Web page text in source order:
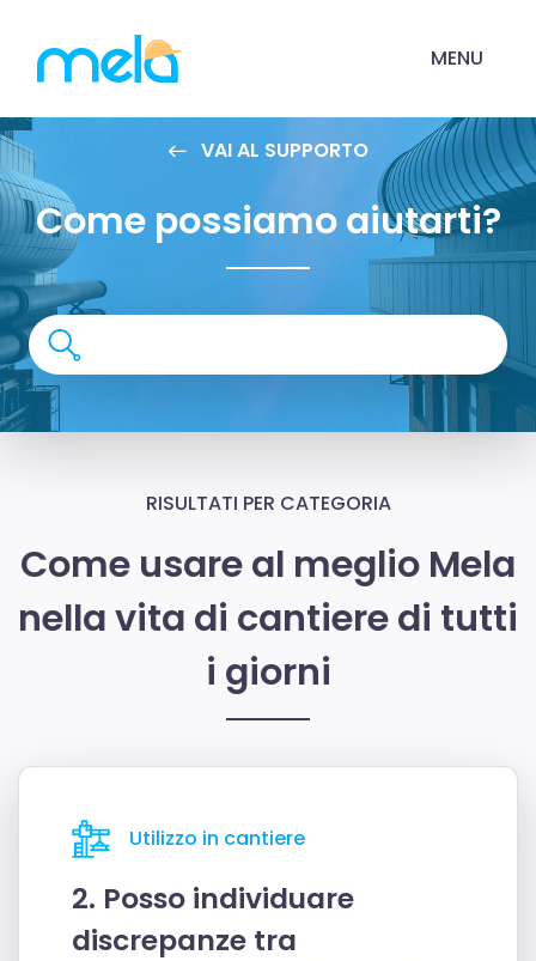
MENU
VAI AL SUPPORTO
Come possiamo aiutarti?
RISULTATI PER CATEGORIA
Come usare al meglio Mela
nella vita di cantiere di tutti
i giorni
Utilizzo in cantiere
2. Posso individuare
discrepanze tra